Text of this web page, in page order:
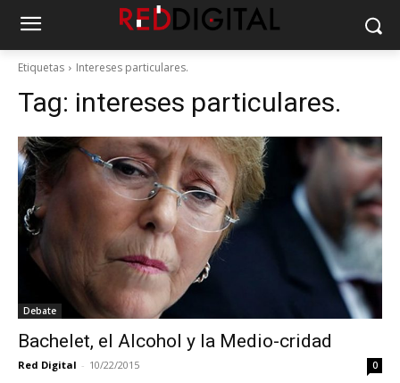
Etiquetas Intereses particulares.
Tag: intereses particulares.
Debate
Bachelet, el Alcohol y la Medio-cridad
Red Digital - 10/22/2015 0